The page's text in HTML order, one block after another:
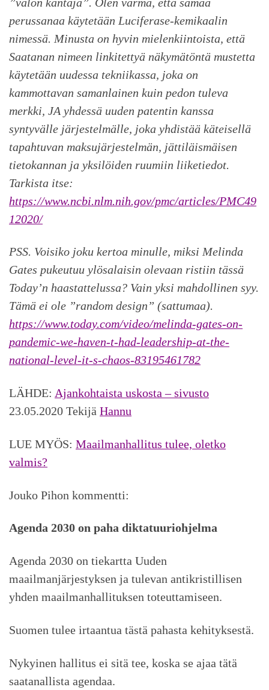
perussanaa käytetään Luciferase-kemikaalin
nimessä. Minusta on hyvin mielenkiintoista, että
Saatanan nimeen linkitettyä näkymätöntä mustetta
käytetään uudessa tekniikassa, joka on
kammottavan samanlainen kuin pedon tuleva
merkki, JA yhdessä uuden patentin kanssa
syntyvälle järjestelmälle, joka yhdistää käteisellä
tapahtuvan maksujärjestelmän, jättiläismäisen
tietokannan ja yksilöiden ruumiin liiketiedot.
Tarkista itse:
https://www.ncbi.nlm.nih.gov/pmc/articles/PMC49
12020/
PSS. Voisiko joku kertoa minulle, miksi Melinda
Gates pukeutuu ylösalaisin olevaan ristiin tässä
Today’n haastattelussa? Vain yksi mahdollinen syy.
Tämä ei ole ”random design” (sattumaa).
https://www.today.com/video/melinda-gates-on-
pandemic-we-haven-t-had-leadership-at-the-
national-level-it-s-chaos-83195461782
LÄHDE: Ajankohtaista uskosta – sivusto
23.05.2020 Tekijä Hannu
LUE MYÖS: Maailmanhallitus tulee, oletko
valmis?
Jouko Pihon kommentti:
Agenda 2030 on paha diktatuuriohjelma
Agenda 2030 on tiekartta Uuden
maailmanjärjestyksen ja tulevan antikristillisen
yhden maailmanhallituksen toteuttamiseen.
Suomen tulee irtaantua tästä pahasta kehityksestä.
Nykyinen hallitus ei sitä tee, koska se ajaa tätä
saatanallista agendaa.